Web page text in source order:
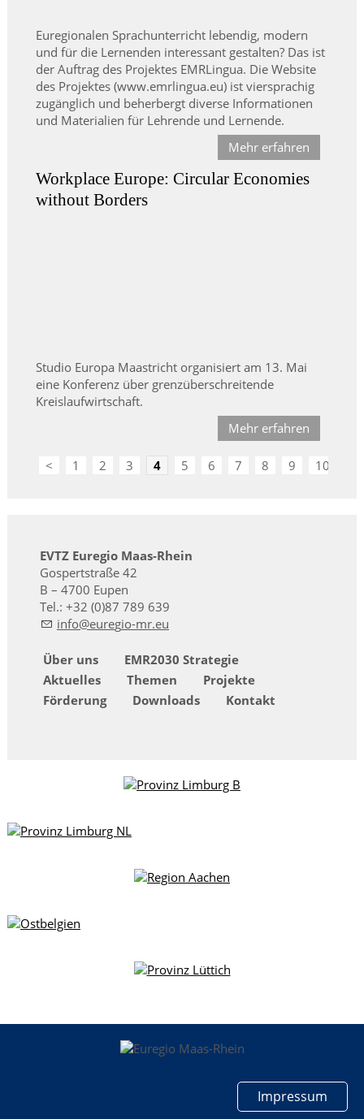
Euregionalen Sprachunterricht lebendig, modern
und für die Lernenden interessant gestalten? Das ist
der Auftrag des Projektes EMRLingua. Die Website
des Projektes (www.emrlingua.eu) ist viersprachig
zugänglich und beherbergt diverse Informationen
und Materialien für Lehrende und Lernende.
Mehr erfahren
Workplace Europe: Circular Economies
without Borders
Studio Europa Maastricht organisiert am 13. Mai
eine Konferenz über grenzüberschreitende
Kreislaufwirtschaft.
Mehr erfahren
< 1 2 3 4 5 6 7 8 9 10
EVTZ Euregio Maas-Rhein
Gospertstraße 42
B – 4700 Eupen
Tel.: +32 (0)87 789 639
nf
r g -mr
Über uns
EMR2030 Strategie
Aktuelles
Themen
Projekte
Förderung
Downloads Kontakt
Impressum